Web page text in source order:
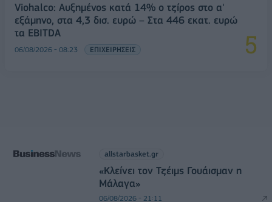
Viohalco: Αυξημένος κατά 14% ο τζίρος στο α'
εξάμηνο, στα 4,3 δισ. ευρώ – Στα 446 εκατ. ευρώ
τα EBITDA
06/08/2026 - 08:23 ΕΠΙΧΕΙΡΗΣΕΙΣ
allstarbasket.gr
«Κλείνει τον Τζέιμς Γουάισμαν η
Μάλαγα»
06/08/2026 - 21:11